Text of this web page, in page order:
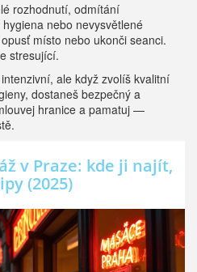
rozhodnutí, odmítání
nebo nevysvětlené
místo nebo ukonči seanci.
stresující.
ale když zvolíš kvalitní
dostaneš bezpečný a
hranice a pamatuj —
v Praze: kde ji najít,
(2025)